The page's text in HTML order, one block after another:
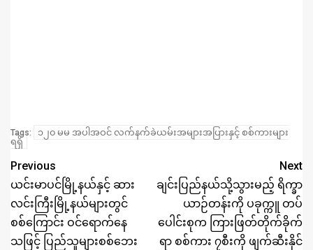
Tags:
၁၂၀ မမ အပါအဝင် လက်နက်ခဲယမ်းအများအပြားနှင့် စစ်ကားများ
ရရှိ
Previous
ယင်းမာပင်မြို့နယ်နှင့် ဆား
လင်းကြီးမြို့နယ်များတွင်
စစ်ကြောင်း ဝင်ရောက်နေ
သဖြင့် ပြည်သူများစစ်ဘေး
Next
ချင်းပြည်နယ်သို့သွားမည့် ရိက္ခာ
ယာဉ်တန်းကို ပခုက္ကူ တပ်
ပေါင်းစုက ကြားဖြတ်တိုက်ခိုက်
ရာ စစ်ကား ၇စီးကို ဖျက်ဆီးနိုင်